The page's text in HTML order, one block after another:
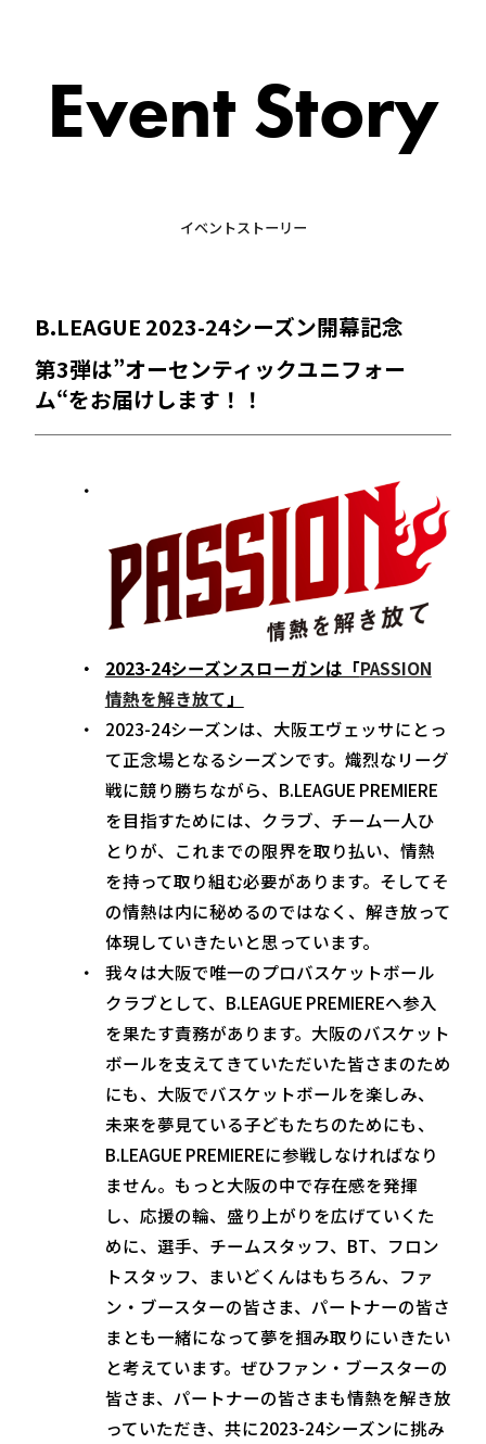
Event Story
イベントストーリー
B.LEAGUE 2023-24シーズン開幕記念
第3弾は”オーセンティックユニフォー
ム“をお届けします！！
2023-24シーズンスローガンは「PASSION
情熱を解き放て 」
2023-24シーズンは、大阪エヴェッサにとっ
て正念場となるシーズンです。熾烈なリーグ
戦に競り勝ちながら、B.LEAGUE PREMIERE
を目指すためには、クラブ、チーム一人ひ
とりが、これまでの限界を取り払い、情熱
を持って取り組む必要があります。そしてそ
の情熱は内に秘めるのではなく、解き放って
体現していきたいと思っています。
我々は大阪で唯一のプロバスケットボール
クラブとして、B.LEAGUE PREMIEREへ参入
を果たす責務があります。大阪のバスケット
ボールを支えてきていただいた皆さまのため
にも、大阪でバスケットボールを楽しみ、
未来を夢見ている子どもたちのためにも、
B.LEAGUE PREMIEREに参戦しなければなり
ません。もっと大阪の中で存在感を発揮
し、応援の輪、盛り上がりを広げていくた
めに、選手、チームスタッフ、BT、フロン
トスタッフ、まいどくんはもちろん、ファ
ン・ブースターの皆さま、パートナーの皆さ
まとも一緒になって夢を掴み取りにいきたい
と考えています。ぜひファン・ブースターの
皆さま、パートナーの皆さまも情熱を解き放
っていただき、共に2023-24シーズンに挑み